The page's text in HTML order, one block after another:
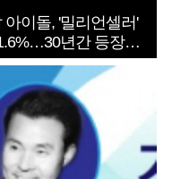
아이돌, '밀리언셀러'
년간 등장
개팀 전수조사